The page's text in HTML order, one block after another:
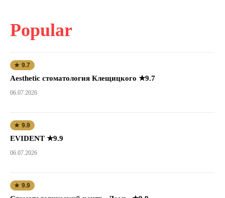
Popular
★ 9.7
Aesthetic стоматология Клещицкого ★9.7
06.07.2026
★ 9.9
EVIDENT ★9.9
06.07.2026
★ 9.9